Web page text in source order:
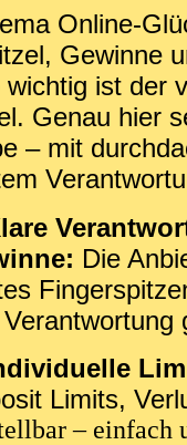
Online-
Gewinne
wichtig ist der
Genau hier
– mit
Die
Limits,
– einfach